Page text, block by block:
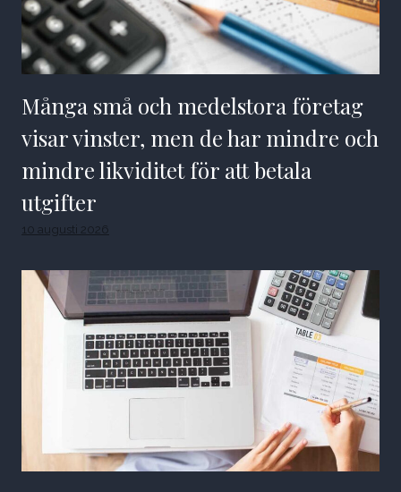
Många små och medelstora företag
visar vinster, men de har mindre och
mindre likviditet för att betala
utgifter
10 augusti 2026